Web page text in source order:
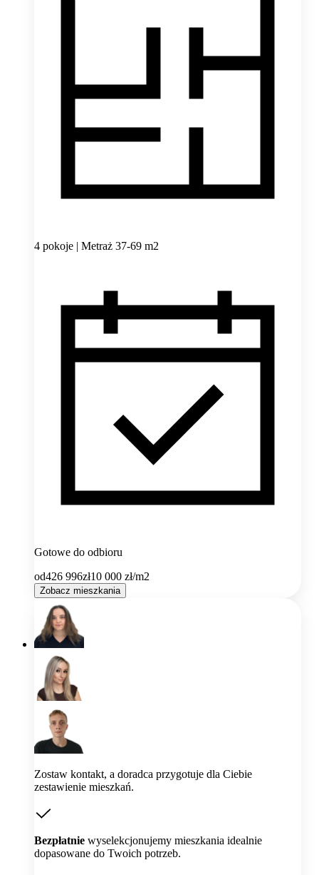
4 pokoje | Metraż 37-69 m2
Gotowe do odbioru
od426 996zł10 000 zł/m2
Zobacz mieszkania
Zostaw kontakt, a doradca przygotuje dla Ciebie
zestawienie mieszkań.
Bezpłatnie wyselekcjonujemy mieszkania idealnie
dopasowane do Twoich potrzeb.